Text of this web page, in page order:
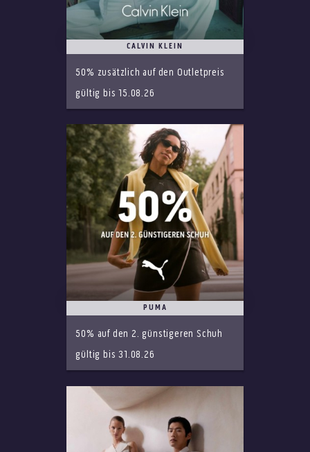
CALVIN KLEIN
50% zusätzlich auf den Outletpreis
gültig bis 15.08.26
PUMA
50% auf den 2. günstigeren Schuh
gültig bis 31.08.26